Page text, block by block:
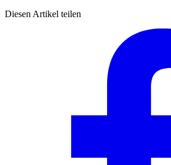
Diesen Artikel teilen